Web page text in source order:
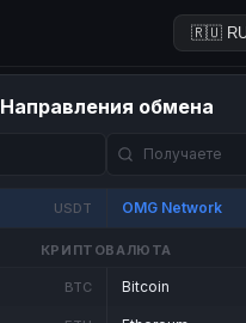
Направления обмена
USDT OMG Network
КРИПТОВАЛЮТА
BTC Bitcoin